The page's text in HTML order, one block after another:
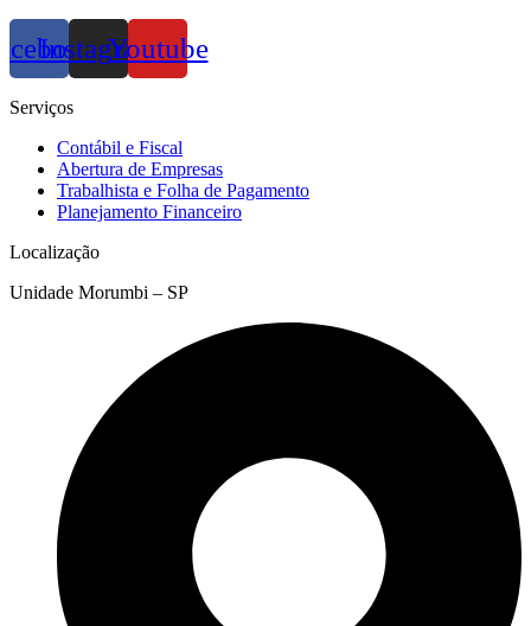
InstagramYoutube
Serviços
Contábil e Fiscal
Abertura de Empresas
Trabalhista e Folha de Pagamento
Planejamento Financeiro
Localização
Unidade Morumbi – SP